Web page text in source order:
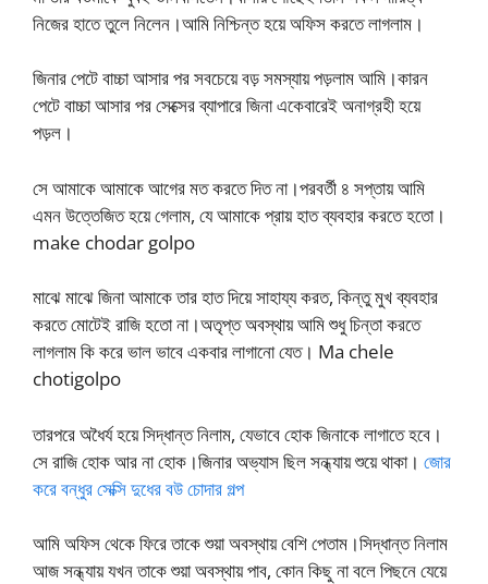
নিজের হাতে তুলে নিলেন।আমি নিশ্চিন্ত হয়ে অফিস করতে লাগলাম।
জিনার পেটে বাচ্চা আসার পর সবচেয়ে বড় সমস্যায় পড়লাম আমি।কারন
পেটে বাচ্চা আসার পর সেক্সের ব্যাপারে জিনা একেবারেই অনাগ্রহী হয়ে
পড়ল।
সে আমাকে আমাকে আগের মত করতে দিত না।পরবর্তী ৪ সপ্তায় আমি
এমন উত্তেজিত হয়ে গেলাম, যে আমাকে প্রায় হাত ব্যবহার করতে হতো।
make chodar golpo
মাঝে মাঝে জিনা আমাকে তার হাত দিয়ে সাহায্য করত, কিন্তু মুখ ব্যবহার
করতে মোটেই রাজি হতো না।অতৃপ্ত অবস্থায় আমি শুধু চিন্তা করতে
লাগলাম কি করে ভাল ভাবে একবার লাগানো যেত। Ma chele
chotigolpo
তারপরে অধৈর্য হয়ে সিদ্ধান্ত নিলাম, যেভাবে হোক জিনাকে লাগাতে হবে।
সে রাজি হোক আর না হোক।জিনার অভ্যাস ছিল সন্ধ্যায় শুয়ে থাকা। জোর
করে বন্ধুর সেক্সি দুধের বউ চোদার গল্প
আমি অফিস থেকে ফিরে তাকে শুয়া অবস্থায় বেশি পেতাম।সিদ্ধান্ত নিলাম
আজ সন্ধ্যায় যখন তাকে শুয়া অবস্থায় পাব, কোন কিছু না বলে পিছনে যেয়ে